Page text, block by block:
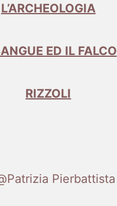
L’ARCHEOLOGIA
ED IL FALCO
RIZZOLI
Pierbattista